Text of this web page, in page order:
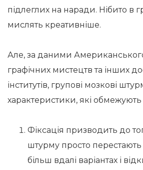
підлеглих на наради. Нібито в
мислять креативніше.
Але, за даними Американського
графічних мистецтв та інших
інститутів, групові мозкові
характеристики, які обмежують
Фіксація призводить до
штурму просто
більш вдалі варіантах і